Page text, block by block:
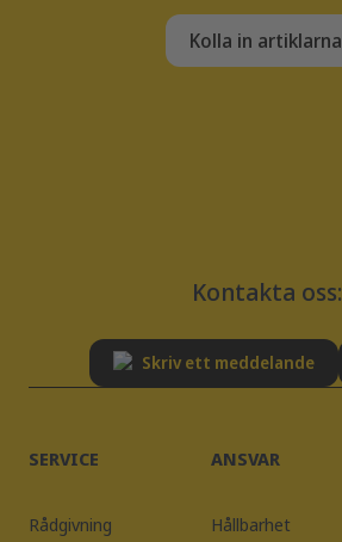
Kolla in artiklarna
Kontakta oss:
Skriv ett meddelande
SERVICE
Rådgivning
ANSVAR
Hållbarhet